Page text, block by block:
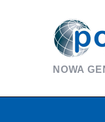
NOWA